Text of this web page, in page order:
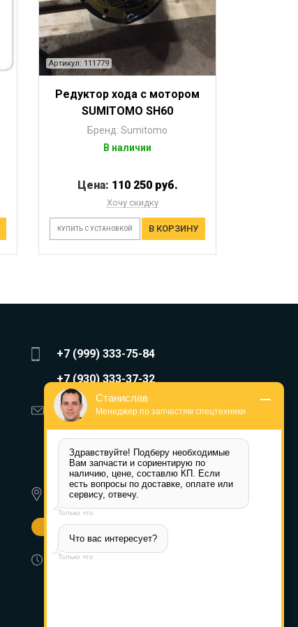
Артикул: 111779
Редуктор хода с мотором
SUMITOMO SH60
Бренд: Sumitomo
В наличии
Цена: 110 250 руб.
Хочу скидку
КУПИТЬ С УСТАНОВКОЙ В КОРЗИНУ
+7 (999) 333-75-84
+7 (930) 333-37-32
zakaz@reduktor40.ru
reductor-40@mail.ru
reduktora40@mail.ru
620010, г. Екатеринбург, ул.
Альпинистов 77а
Другие города
Пн-Пт: 8:30-17:30 (МСК) Сб-Вс:
Станислав
Менеджер по запчастям спецтехники
Здравствуйте! Подберу необходимые
Вам запчасти и сориентирую по
наличию, цене, составлю КП. Если
есть вопросы по доставке, оплате или
сервису, отвечу.
Только что
Что вас интересует?
Только что